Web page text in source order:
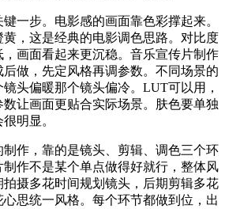
步。电影感的画面靠色彩撑起来。
，这是经典的电影调色思路。对比度
画面看起来更沉稳。音乐宣传片制作
做，先定风格再调参数。不同场景的
头偏暖那个镜头偏冷。LUT可以用，
让画面更贴合实际场景。肤色要单独
明显。
，靠的是镜头、剪辑、调色三个环
作不是某个单点做得好就行，整体风
摄多花时间规划镜头，后期剪辑多花
思统一风格。每个环节都做到位，出